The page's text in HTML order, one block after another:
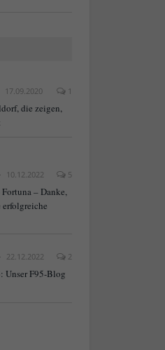
17.09.2020 1
die zeigen,
10.12.2022 5
– Danke,
erfolgreiche
22.12.2022 2
Unser F95-Blog